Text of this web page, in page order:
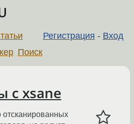
Регистрация - Вход
Поиск
с xsane
отсканированных